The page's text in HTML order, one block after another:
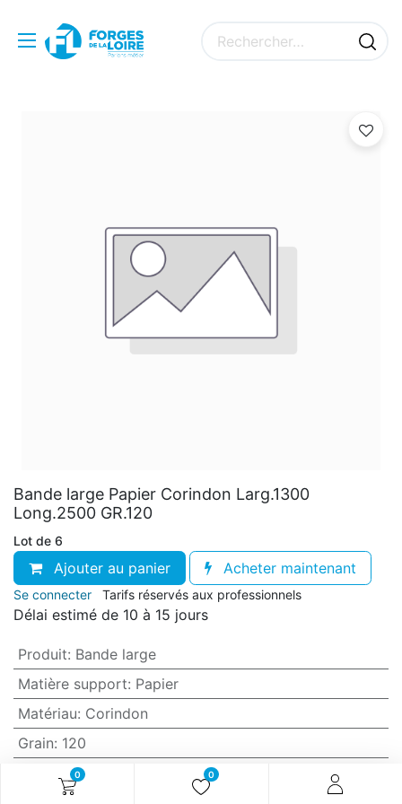
0 0
Bande large Papier Corindon Larg.1300
Long.2500 GR.120
Lot de 6
Ajouter au panier Acheter maintenant
Se connecter Tarifs réservés aux professionnels
Délai estimé de 10 à 15 jours
Produit: Bande large
Matière support: Papier
Matériau: Corindon
Grain: 120
Anti-encrassement
Non (standard)